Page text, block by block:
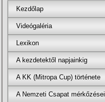
Kezdőlap
Videógaléria
Lexikon
A kezdetektől napjainkig
A KK (Mitropa Cup) története
A Nemzeti Csapat mérkőzései